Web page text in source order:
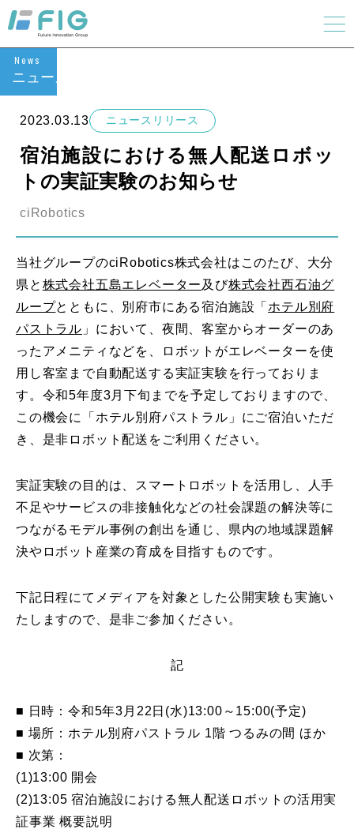
News
ニュース
2023.03.13 ニュースリリース
宿泊施設における無人配送ロボッ
トの実証実験のお知らせ
ciRobotics
当社グループのciRobotics株式会社はこのたび、大分
県と 株式会社五島エレベーター 及び株式会社西石油グ
ループとともに、別府市にある宿泊施設「 ホテル別府
パストラル 」において、夜間、客室からオーダーのあ
ったアメニティなどを、ロボットがエレベーターを使
用し客室まで自動配送する実証実験を行っておりま
す。令和5年度3月下旬までを予定しておりますので、
この機会に「ホテル別府パストラル」にご宿泊いただ
き、是非ロボット配送をご利用ください。
実証実験の目的は、スマートロボットを活用し、人手
不足やサービスの非接触化などの社会課題の解決等に
つながるモデル事例の創出を通じ、県内の地域課題解
決やロボット産業の育成を目指すものです。
下記日程にてメディアを対象とした公開実験も実施い
たしますので、是非ご参加ください。
記
■ 日時：令和5年3月22日(水)13:00～15:00(予定)
■ 場所：ホテル別府パストラル 1階 つるみの間 ほか
■ 次第：
(1)13:00 開会
(2)13:05 宿泊施設における無人配送ロボットの活用実
証事業 概要説明